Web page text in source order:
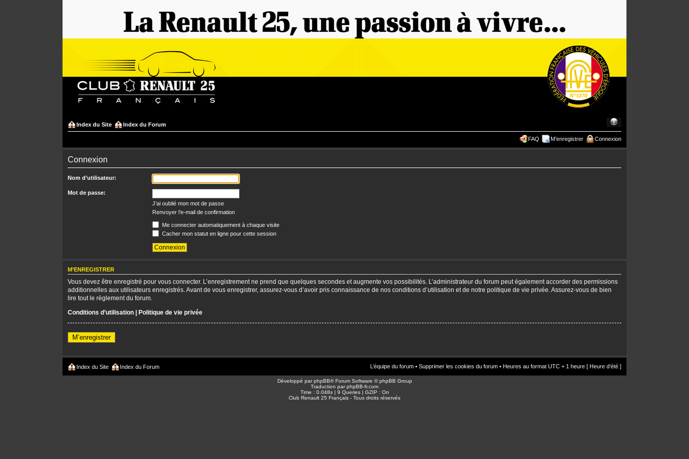
Index du Site Index du Forum
FAQ M’enregistrer Connexion
Connexion
Nom d’utilisateur:
Mot de passe:
J’ai oublié mon mot de passe
Renvoyer l’e-mail de confirmation
Me connecter automatiquement à chaque visite
Cacher mon statut en ligne pour cette session
M’ENREGISTRER
Vous devez être enregistré pour vous connecter. L’enregistrement ne prend que quelques secondes et augmente vos possibilités. L’administrateur du forum peut également accorder des permissions
additionnelles aux utilisateurs enregistrés. Avant de vous enregistrer, assurez-vous d’avoir pris connaissance de nos conditions d’utilisation et de notre politique de vie privée. Assurez-vous de bien
lire tout le règlement du forum.
Conditions d’utilisation | Politique de vie privée
M’enregistrer
Index du Site Index du Forum L’équipe du forum • Supprimer les cookies du forum • Heures au format UTC + 1 heure [ Heure d’été ]
Développé parphpBB® Forum Software © phpBB Group
Traduction parphpBB-fr.com
Time : 0.048s | 9 Queries | GZIP : On
Club Renault 25 Français - Tous droits réservés